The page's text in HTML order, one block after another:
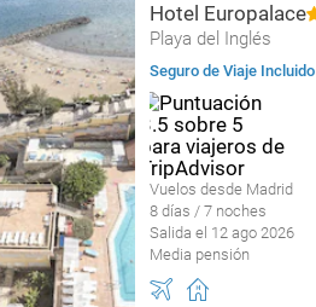
Hotel Europalace
Playa del Inglés
Seguro de Viaje Incluido
Vuelos desde Madrid
8 días / 7 noches
Salida el 12 ago 2026
Media pensión